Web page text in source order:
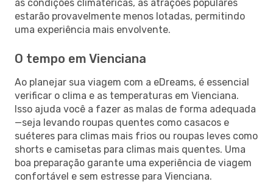
às condições climatéricas, as atrações populares
estarão provavelmente menos lotadas, permitindo
uma experiência mais envolvente.
O tempo em Vienciana
Ao planejar sua viagem com a eDreams, é essencial
verificar o clima e as temperaturas em Vienciana.
Isso ajuda você a fazer as malas de forma adequada
—seja levando roupas quentes como casacos e
suéteres para climas mais frios ou roupas leves como
shorts e camisetas para climas mais quentes. Uma
boa preparação garante uma experiência de viagem
confortável e sem estresse para Vienciana.